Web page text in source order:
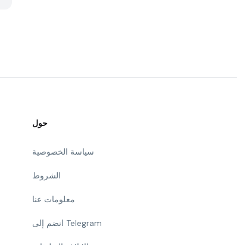
حول
سياسة الخصوصية
الشروط
معلومات عنا
انضم إلى Telegram